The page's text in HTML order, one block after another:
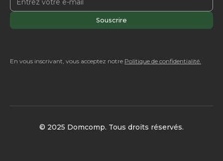
En vous inscrivant, vous acceptez notre Politique de confidentialité.
© 2025 Domcomp. Tous droits réservés.